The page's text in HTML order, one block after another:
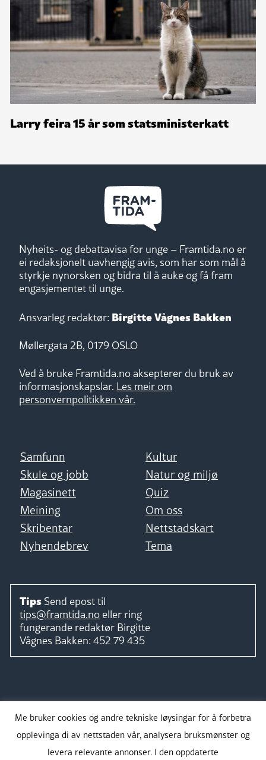
Larry feira 15 år som statsministerkatt
Nyheits- og debattavisa for unge – Framtida.no er
ei redaksjonelt uavhengig avis, som har som mål å
styrkje nynorsken og bidra til å auke og få fram
engasjementet til unge.
Ansvarleg redaktør: Birgitte Vågnes Bakken
Møllergata 2B, 0179 OSLO
Ved å bruke Framtida.no aksepterer du bruk av
informasjonskapslar. Les meir om
personvernpolitikken vår.
Samfunn
Kultur
Skule og jobb
Natur og miljø
Magasinett
Quiz
Meining
Om oss
Skribentar
Nettstadskart
Nyhendebrev
Tema
Tips Send epost til
tips@framtida.no eller ring
fungerande redaktør Birgitte
Vågnes Bakken: 452 79 435
Me bruker cookies og andre tekniske løysingar for å forbetra
opplevinga di av nettstaden vår, analysera bruksmønster og
levera relevante annonser. I den oppdaterte